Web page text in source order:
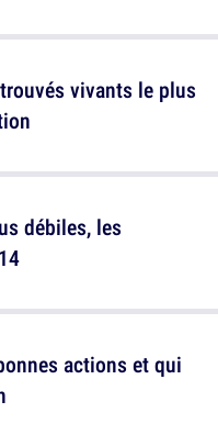
vivants le plus
actions et qui
débiles, les